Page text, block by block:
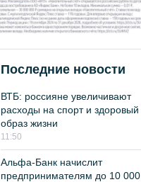
Последние новости
ВТБ: россияне увеличивают
расходы на спорт и здоровый
образ жизни
11:50
Альфа-Банк начислит
предпринимателям до 10 000